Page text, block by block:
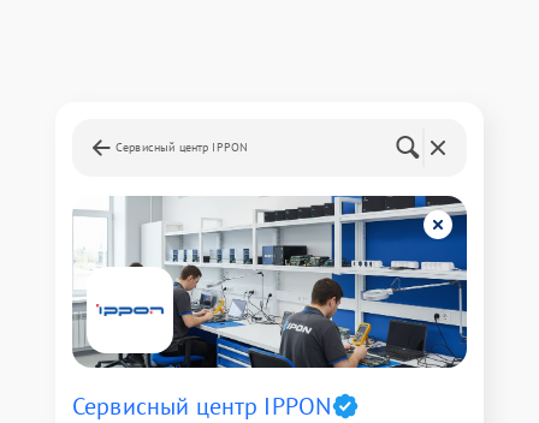
Сервисный центр IPPON
Сервисный центр IPPON